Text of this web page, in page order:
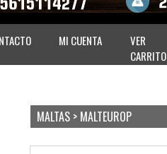
MI CUENTA
VER
CARRITO
MALTAS > MALTEUROP